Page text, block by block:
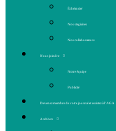
Échéancier
Nos stagiaires
Nos collaborateurs
Nous joindre
Notre équipe
Publicité
Devenez membre de votre journal et assistez à l’AGA
Archives